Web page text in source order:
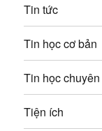
à
i
v
i
Tin tức
Tin học cơ bản
Tin học
Tiện ích